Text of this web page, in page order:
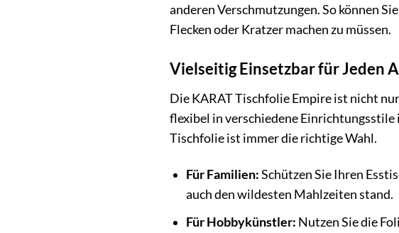
anderen Verschmutzungen. So können
Flecken oder Kratzer machen zu müssen.
Vielseitig Einsetzbar für Jeden
Die KARAT Tischfolie Empire ist nicht
flexibel in verschiedene Einrichtungsstile
Tischfolie ist immer die richtige Wahl.
Für Familien:Schützen Sie Ihren
auch den wildesten Mahlzeiten stand.
Für Hobbykünstler: Nutzen Sie die